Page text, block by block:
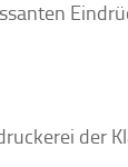
der